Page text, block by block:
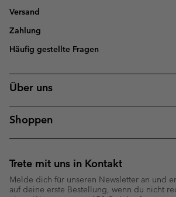
Versand
Zahlung
Häufig gestellte Fragen
Über uns
Shoppen
Trete mit uns in Kontakt
Melde dich für unseren Newsletter an und
auf deine erste Bestellung, wenn du nicht